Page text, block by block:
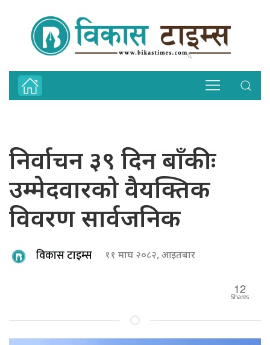
निर्वाचन ३९ दिन बाँकीः
उम्मेदवारको वैयक्तिक
विवरण सार्वजनिक
विकास टाइम्स ११ माघ २०८२, आइतबार
12
Shares